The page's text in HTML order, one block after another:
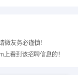
友务必谨慎！
上看到该招聘信息的！